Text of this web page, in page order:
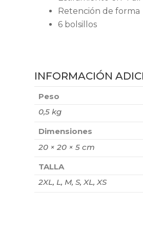
Retención de forma
6 bolsillos
INFORMACIÓN
Peso
0,5 kg
Dimensiones
20 × 20 × 5 cm
TALLA
2XL, L, M, S, XL, XS